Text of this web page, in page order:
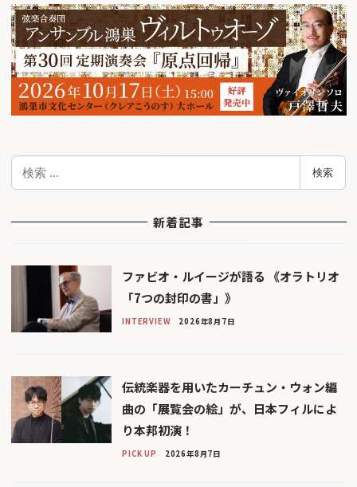
検
検索
新着記事
ファビオ・ルイージが語る 《オラトリオ
「7つの封印の書」》
INTERVIEW 2026年8月7日
伝統楽器を用いたカーチュン・ウォン編
曲の「展覧会の絵」が、日本フィルによ
り本邦初演！
PICK UP 2026年8月7日